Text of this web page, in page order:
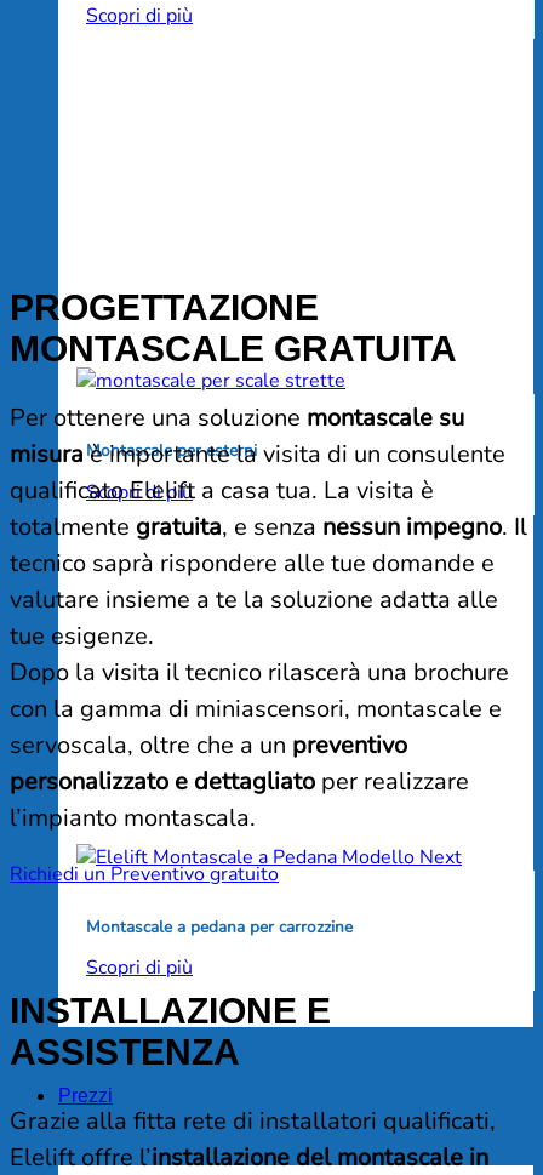
Scopri di più
Montascale per esterni
Scopri di più
Montascale a pedana per carrozzine
Scopri di più
Prezzi
PROGETTAZIONE
MONTASCALE GRATUITA
Per ottenere una soluzione montascale su
misuraè importante la visita di un consulente
qualificato Elelift a casa tua. La visita è
totalmente gratuita, e senza nessun impegno. Il
tecnico saprà rispondere alle tue domande e
valutare insieme a te la soluzione adatta alle
tue esigenze.
Dopo la visita il tecnico rilascerà una brochure
con la gamma di miniascensori, montascale e
servoscala, oltre che a un preventivo
personalizzato e dettagliato per realizzare
l’impianto montascala.
Richiedi un Preventivo gratuito
INSTALLAZIONE E
ASSISTENZA
Grazie alla fitta rete di installatori qualificati,
Elelift offre l’installazione del montascale in